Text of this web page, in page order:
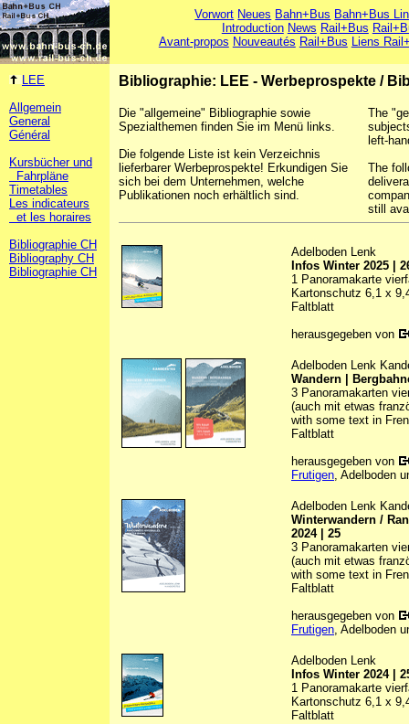
Vorwort Neues Bahn+Bus Bahn+Bus
Introduction News Rail+Bus
Avant-propos Nouveautés Rail+Bus Liens
LEE
Allgemein
General
Général
Kursbücher und
Fahrpläne
Timetables
Les indicateurs
et les horaires
Bibliographie CH
Bibliography CH
Bibliographie CH
Bibliographie: LEE - Werbeprospekte /
Die "allgemeine" Bibliographie sowie
Spezialthemen finden Sie im Menü links.
Die folgende Liste ist kein Verzeichnis
lieferbarer Werbeprospekte! Erkundigen Sie
sich bei dem Unternehmen, welche
Publikationen noch erhältlich sind.
The
left-
The
still
Adelboden Lenk
Infos Winter 2025 |
1 Panoramakarte
Kartonschutz 6,1 x
Faltblatt
herausgegeben von
Adelboden Lenk
Wandern |
3 Panoramakarten
(auch mit etwas
with some text in
Faltblatt
herausgegeben von
Frutigen, Adelboden
Adelboden Lenk
Winterwandern /
2024 | 25
3 Panoramakarten
(auch mit etwas
with some text in
Faltblatt
herausgegeben von
Frutigen, Adelboden
Adelboden Lenk
Infos Winter 2024 |
1 Panoramakarte
Kartonschutz 6,1 x
Faltblatt